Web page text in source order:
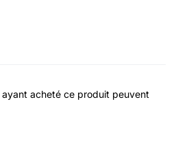
acheté ce produit peuvent